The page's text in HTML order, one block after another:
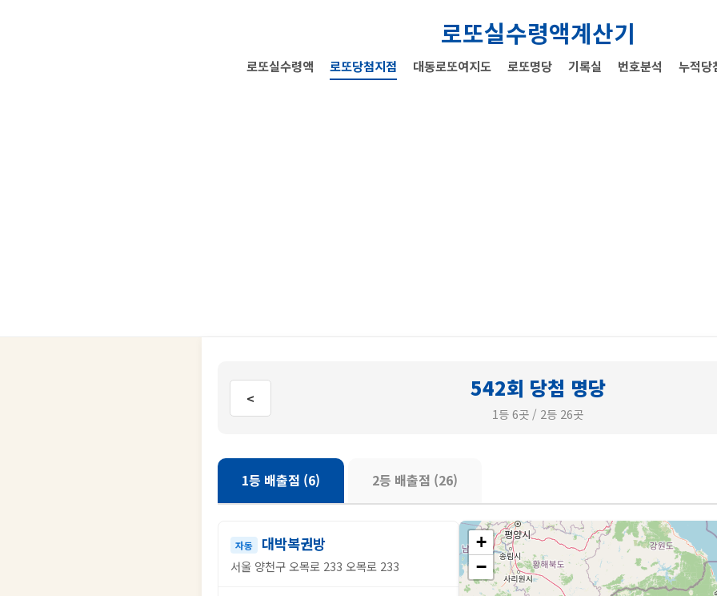
로또실수령액계산기
로또실수령액 로또당첨지점 대동로또여지도 로또명당 기록실 번호분석 누적당
< 542회 당첨 명당
1등 6곳 / 2등 26곳
1등 배출점 (6) 2등 배출점 (26)
자동 대박복권방
서울 양천구 오목로 233 오목로 233
+
−